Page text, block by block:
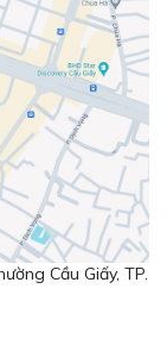
rửa bát.
sự va chạm
khác có thể
của sản
dao quá lâu
thức ăn còn
thành các
lưỡi dao.
Cầu Giấy, TP.